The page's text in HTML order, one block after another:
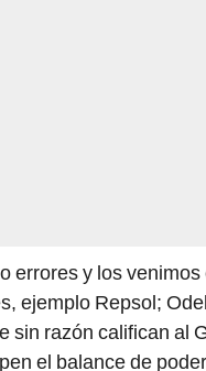
errores y los
ejemplo Repsol;
sin razón califican al
el balance de